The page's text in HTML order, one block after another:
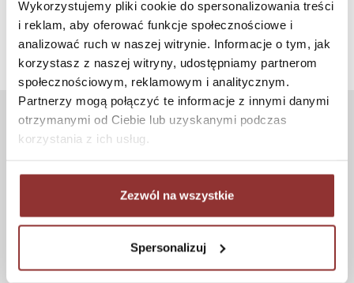
Wykorzystujemy pliki cookie do spersonalizowania treści
i reklam, aby oferować funkcje społecznościowe i
analizować ruch w naszej witrynie. Informacje o tym, jak
korzystasz z naszej witryny, udostępniamy partnerom
społecznościowym, reklamowym i analitycznym.
Partnerzy mogą połączyć te informacje z innymi danymi
otrzymanymi od Ciebie lub uzyskanymi podczas
korzystania z ich usług.
Zezwól na wszystkie
Spersonalizuj
381 865
Koszt dostawy
Informacje techniczne